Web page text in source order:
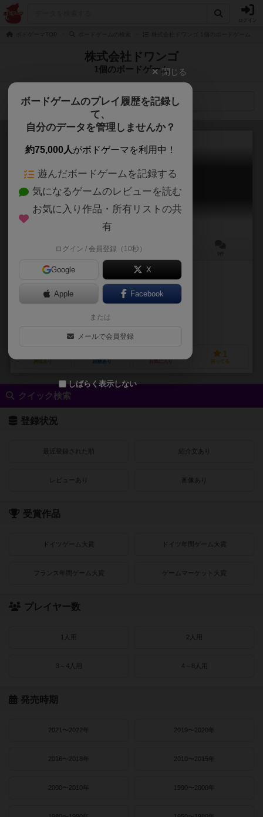
株式会社ドワンゴ
1個のボードゲーム
検索メニュー
ニコニコしょうぎ
niconico shougi
作品説明文の編集者を募集中
未登録
興味あり 経験あり
1
持ってる
クイック検索
登録状況
最近登録された順 紹介文あり
レビューあり 画像あり
受賞作品
ドイツゲーム大賞 ドイツ年間ゲーム大賞
フランス年間ゲーム大賞 ゲームマーケット大賞
プレイヤー数
1人用 2人用
3～4人用 4～8人用
発売時期
2021〜2022年 2019〜2020年
2016〜2018年 2010〜2015年
2000〜2010年 1990〜2000年
閉じる
ボードゲームのプレイ履歴を記録し
て、
自分のデータを管理しませんか？
約75,000人がボドゲーマを利用中！
遊んだボードゲームを記録する
気になるゲームのレビューを読む
お気に入り作品・所有リストの共
有
ログイン / 会員登録（10秒）
Google X
Apple Facebook
または
メールで会員登録
しばらく表示しない